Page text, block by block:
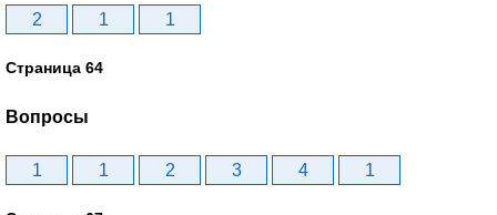
2 1 1
Страница 64
Вопросы
1 1 2 3 4 1